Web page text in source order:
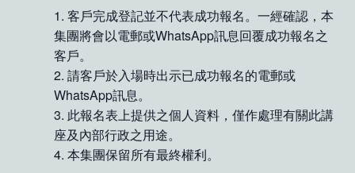
客戶完成登記並不代表成功報名。一經確認，本
集團將會以電郵或WhatsApp訊息回覆成功報名之
客戶。
⁠請客戶於入場時出示已成功報名的電郵或
WhatsApp訊息。
此報名表上提供之個人資料，僅作處理有關此講
座及內部行政之用途。
本集團保留所有最終權利。